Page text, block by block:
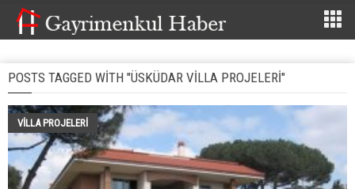
POSTS TAGGED WITH "ÜSKÜDAR VILLA PROJELERI"
VILLA PROJELERI